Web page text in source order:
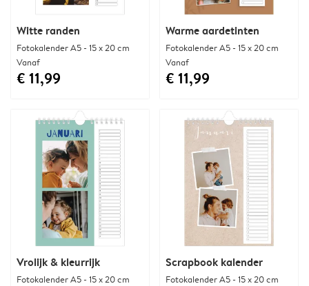
Witte randen
Fotokalender A5 - 15 x 20 cm
Vanaf
€ 11,99
Warme aardetinten
Fotokalender A5 - 15 x 20 cm
Vanaf
€ 11,99
Vrolijk & kleurrijk
Fotokalender A5 - 15 x 20 cm
Scrapbook kalender
Fotokalender A5 - 15 x 20 cm